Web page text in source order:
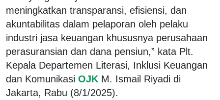
meningkatkan transparansi, efisiensi, dan
akuntabilitas dalam pelaporan oleh pelaku
industri jasa keuangan khususnya perusahaan
perasuransian dan dana pensiun,” kata Plt.
Kepala Departemen Literasi, Inklusi Keuangan
dan Komunikasi OJK M. Ismail Riyadi di
Jakarta, Rabu (8/1/2025).